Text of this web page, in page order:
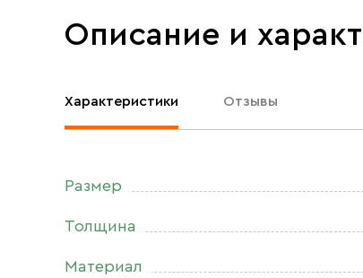
Описание и
Характеристики Отзывы
Размер
Толщина
Материал